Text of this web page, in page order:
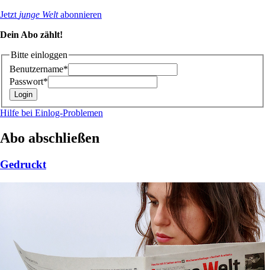
Jetzt junge Weltabonnieren
Dein Abo zählt!
Bitte einloggen
Benutzername*
Passwort*
Hilfe bei Einlog-Problemen
Abo abschließen
Gedruckt